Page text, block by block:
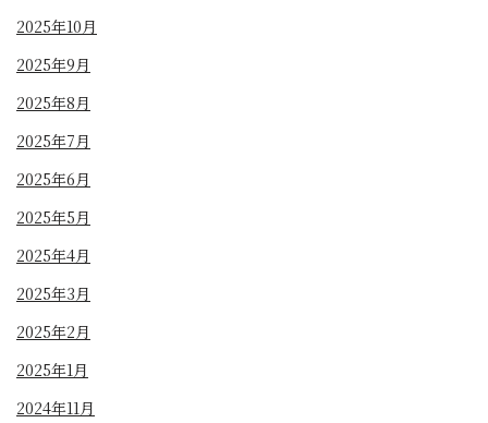
2025年10月
2025年9月
2025年8月
2025年7月
2025年6月
2025年5月
2025年4月
2025年3月
2025年2月
2025年1月
2024年11月